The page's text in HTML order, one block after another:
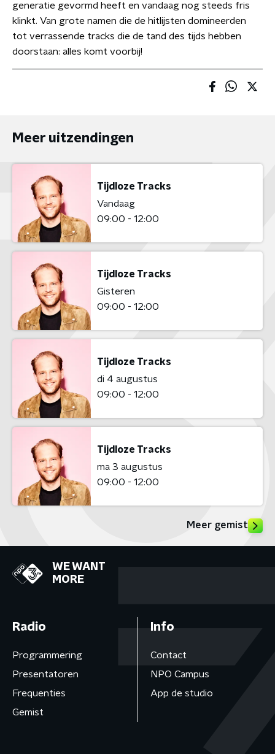
generatie gevormd heeft en vandaag nog steeds fris
klinkt. Van grote namen die de hitlijsten domineerden
tot verrassende tracks die de tand des tijds hebben
doorstaan: alles komt voorbij!
Meer uitzendingen
Tijdloze Tracks
Vandaag
09:00 - 12:00
Tijdloze Tracks
Gisteren
09:00 - 12:00
Tijdloze Tracks
di 4 augustus
09:00 - 12:00
Tijdloze Tracks
ma 3 augustus
09:00 - 12:00
Meer gemist
WE WANT
MORE
Radio
Programmering
Presentatoren
Frequenties
Gemist
Info
Contact
NPO Campus
App de studio